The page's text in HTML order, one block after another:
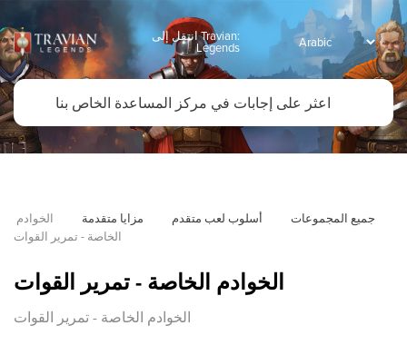
انتقل إلى Travian:
Legends
جميع المجموعات أسلوب لعب متقدم مزايا متقدمة
الخوادم
الخاصة - تمرير القوات
الخوادم الخاصة - تمرير القوات
الخوادم الخاصة - تمرير القوات